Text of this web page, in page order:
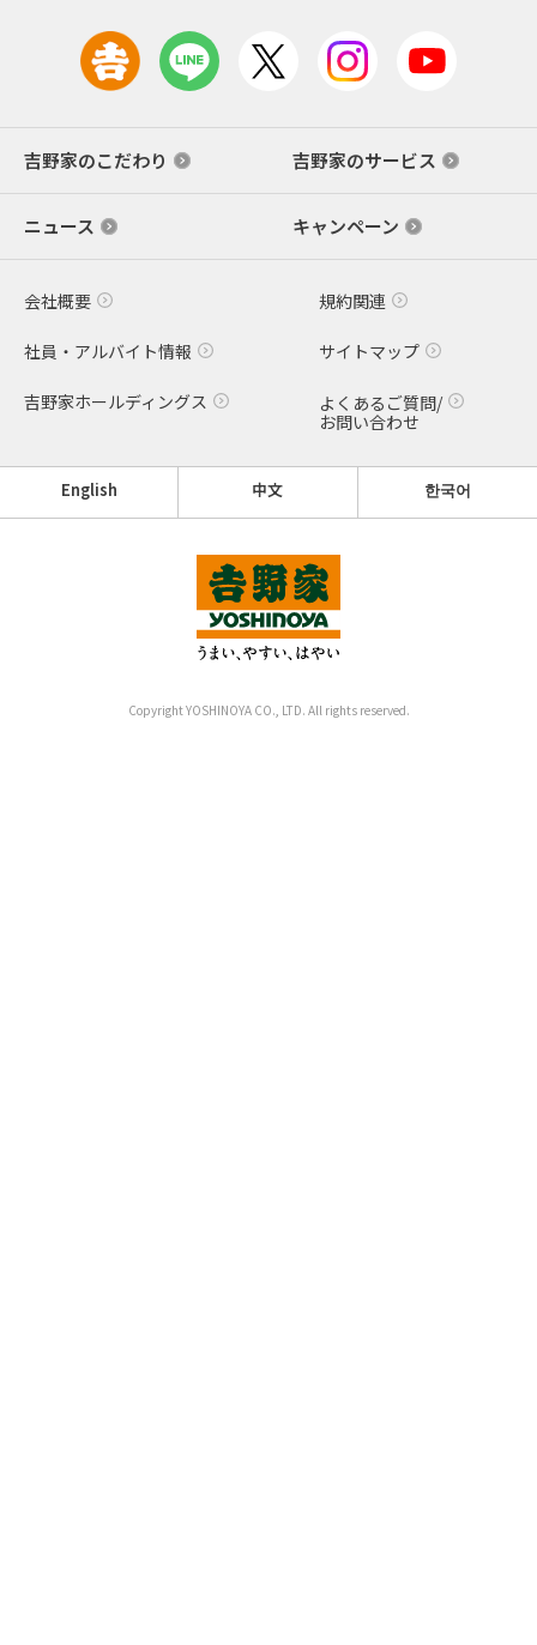
吉野家のこだわり 吉野家のサービス
ニュース キャンペーン
会社概要 規約関連
社員・アルバイト情報 サイトマップ
吉野家ホールディングス
よくあるご質問/
お問い合わせ
English 中文 한국어
Copyright YOSHINOYA CO., LTD. All rights reserved.